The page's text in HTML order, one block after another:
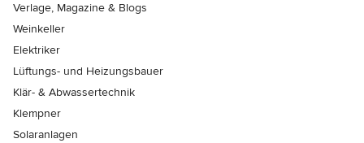
Verlage, Magazine & Blogs
Weinkeller
Elektriker
Lüftungs- und Heizungsbauer
Klär- & Abwassertechnik
Klempner
Solaranlagen